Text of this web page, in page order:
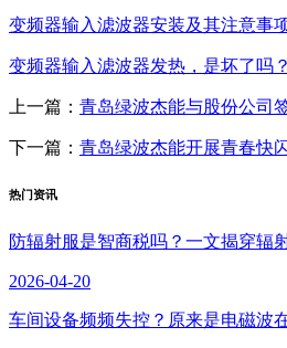
变频器输入滤波器安装及其注意事
变频器输入滤波器发热，是坏了吗？
上一篇： 青岛绿波杰能与股份公司
下一篇： 青岛绿波杰能开展青春快
热门资讯
防辐射服是智商税吗？一文揭穿辐
2026-04-20
车间设备频频失控？原来是电磁波